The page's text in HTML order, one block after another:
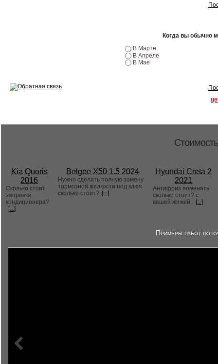
Когда вы обычно
В Марте
В Апреле
В Мае
Kia Quoris
2016
Сколько стоит
заправка
кондиционера?
[...]
Belgee X50 1.5 2024
Нужно сделать полную замену
тормозной жидкости под ключ
сколько стоит? [...]
Hyundai Creta 2
2021
Антифриз поменять
сколько стоит? с
вашей жижей.. [...]
Примеры работ по